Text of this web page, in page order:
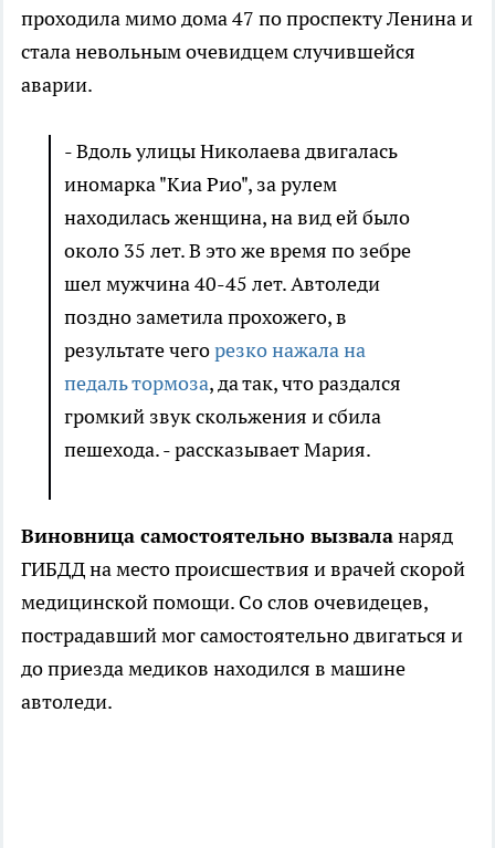
проходила мимо дома 47 по проспекту Ленина и
стала невольным очевидцем случившейся
аварии.
- Вдоль улицы Николаева двигалась
иномарка "Киа Рио", за рулем
находилась женщина, на вид ей было
около 35 лет. В это же время по зебре
шел мужчина 40-45 лет. Автоледи
поздно заметила прохожего, в
результате чегорезко нажала на
педаль тормоза, да так, что раздался
громкий звук скольжения и сбила
пешехода. - рассказывает Мария.
Виновница самостоятельно вызваланаряд
ГИБДД на место происшествия и врачей скорой
медицинской помощи. Со слов очевидецев,
пострадавший мог самостоятельно двигаться и
до приезда медиков находился в машине
автоледи.